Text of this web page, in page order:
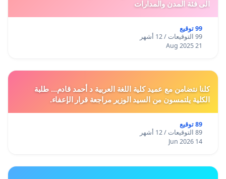
الى فئة المدن والمدارات
99 توقيع
99 التوقيعات / 12 أشهر
21 Aug 2025
كلنا نتضامن مع عميد كلية اللغة العربية د أحمد قادم... طلبة
الكلية يلتمسون من السيد الوزير مراجعة قرار الإعفاء.
89 توقيع
89 التوقيعات / 12 أشهر
14 Jun 2026